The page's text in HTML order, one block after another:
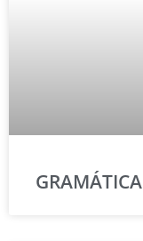
GRAMÁTICA